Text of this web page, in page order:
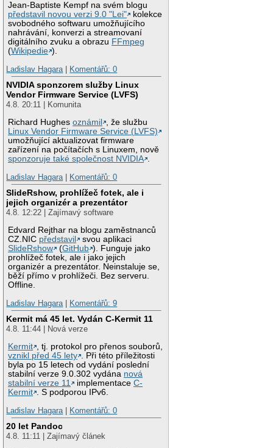
Jean-Baptiste Kempf na svém blogu
představil novou verzi 9.0 "Lei"
kolekce
svobodného softwaru umožňujícího
nahrávání, konverzi a streamovaní
digitálního zvuku a obrazu FFmpeg
(Wikipedie ).
Ladislav Hagara
Komentářů: 0
NVIDIA sponzorem služby Linux
Vendor Firmware Service (LVFS)
4.8. 20:11 | Komunita
Richard Hughesoznámil
, že službu
Linux Vendor Firmware Service (LVFS)
umožňující aktualizovat firmware
zařízení na počítačích s Linuxem, nově
sponzoruje také společnost NVIDIA .
Ladislav Hagara | Komentářů: 0
SlideRshow, prohlížeč fotek, ale i
jejich organizér a prezentátor
4.8. 12:22 | Zajímavý software
Edvard Rejthar na blogu zaměstnanců
CZ.NIC představil
svou aplikaci
SlideRshow
(GitHub ). Funguje jako
prohlížeč fotek, ale i jako jejich
organizér a prezentátor. Neinstaluje se,
běží přímo v prohlížeči. Bez serveru.
Offline.
Ladislav Hagara | Komentářů: 9
Kermit má 45 let. Vydán C-Kermit 11
4.8. 11:44 | Nová verze
Kermit , tj. protokol pro přenos souborů,
vznikl před 45 lety . Při této příležitosti
byla po 15 letech od vydání poslední
stabilní verze 9.0.302 vydána nová
stabilní verze 11
implementaceC-
Kermit . S podporou IPv6.
Ladislav Hagara | Komentářů: 0
20 let Pandoc
4.8. 11:11 | Zajímavý článek